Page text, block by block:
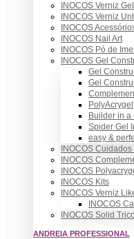
INOCOS Verniz Gel
INOCOS Verniz
INOCOS
INOCOS Nail Art
INOCOS Pó de
INOCOS Gel
Gel
Gel
PolyAcrygel
Builder in a
Spider Gel
easy &
INOCOS
INOCOS
INOCOS
INOCOS Kits
INOCOS Verniz
INOCOS
INOCOS Solid
ANDREIA PROFESSIONAL